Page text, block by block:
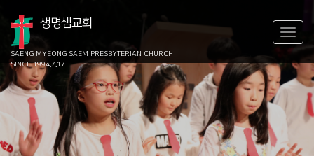
생명샘교회
SAENG MYEONG SAEM PRESBYTERIAN CHURCH
SINCE 1994.7.17